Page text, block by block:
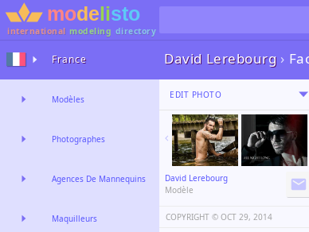
international modeling directory
David Lerebourg ›
EDIT PHOTO
David Lerebourg
Modèle
COPYRIGHT ©️ OCT 29, 2014
France
Modèles
Photographes
Agences De Mannequins
Maquilleurs